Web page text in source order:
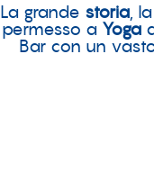
La grande storia, la
permesso a Yoga
Bar con un